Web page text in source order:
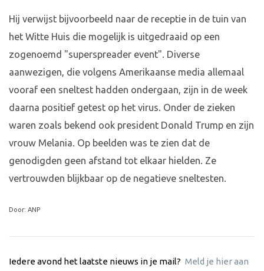
Hij verwijst bijvoorbeeld naar de receptie in de tuin van
het Witte Huis die mogelijk is uitgedraaid op een
zogenoemd "superspreader event". Diverse
aanwezigen, die volgens Amerikaanse media allemaal
vooraf een sneltest hadden ondergaan, zijn in de week
daarna positief getest op het virus. Onder de zieken
waren zoals bekend ook president Donald Trump en zijn
vrouw Melania. Op beelden was te zien dat de
genodigden geen afstand tot elkaar hielden. Ze
vertrouwden blijkbaar op de negatieve sneltesten.
Door: ANP
Iedere avond het laatste nieuws in je mail? Meld je hier aan